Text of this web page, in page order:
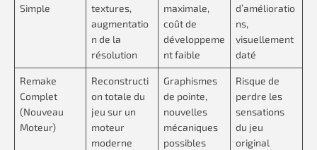
Simple
textures,
augmentatio
n de la
résolution
maximale,
coût de
développeme
nt faible
d’amélioratio
ns,
visuellement
daté
Remake
Complet
(Nouveau
Moteur)
Reconstructi
on totale du
jeu sur un
moteur
moderne
Graphismes
de pointe,
nouvelles
mécaniques
possibles
Risque de
perdre les
sensations
du jeu
original